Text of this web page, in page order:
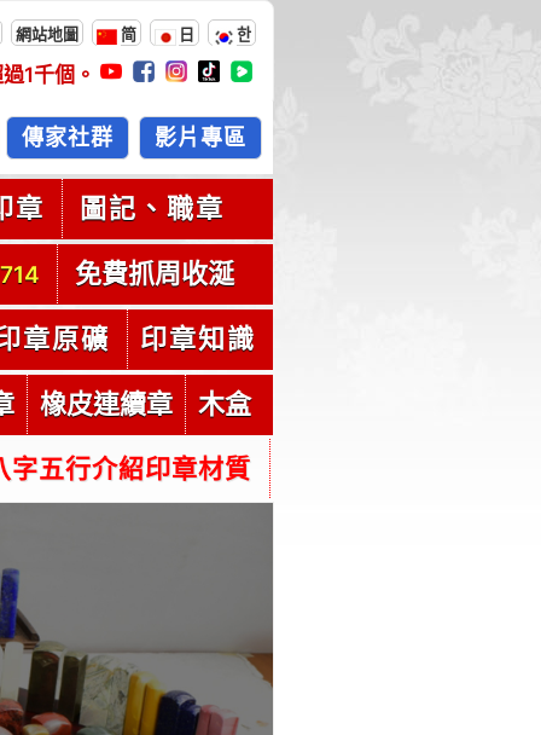
網站地圖 简 日 한
1千個。
傳家社群 影片專區
章 圖記、職章
免費抓周收涎
章原礦 印章知識
橡皮連續章 木盒
字五行介紹印章材質